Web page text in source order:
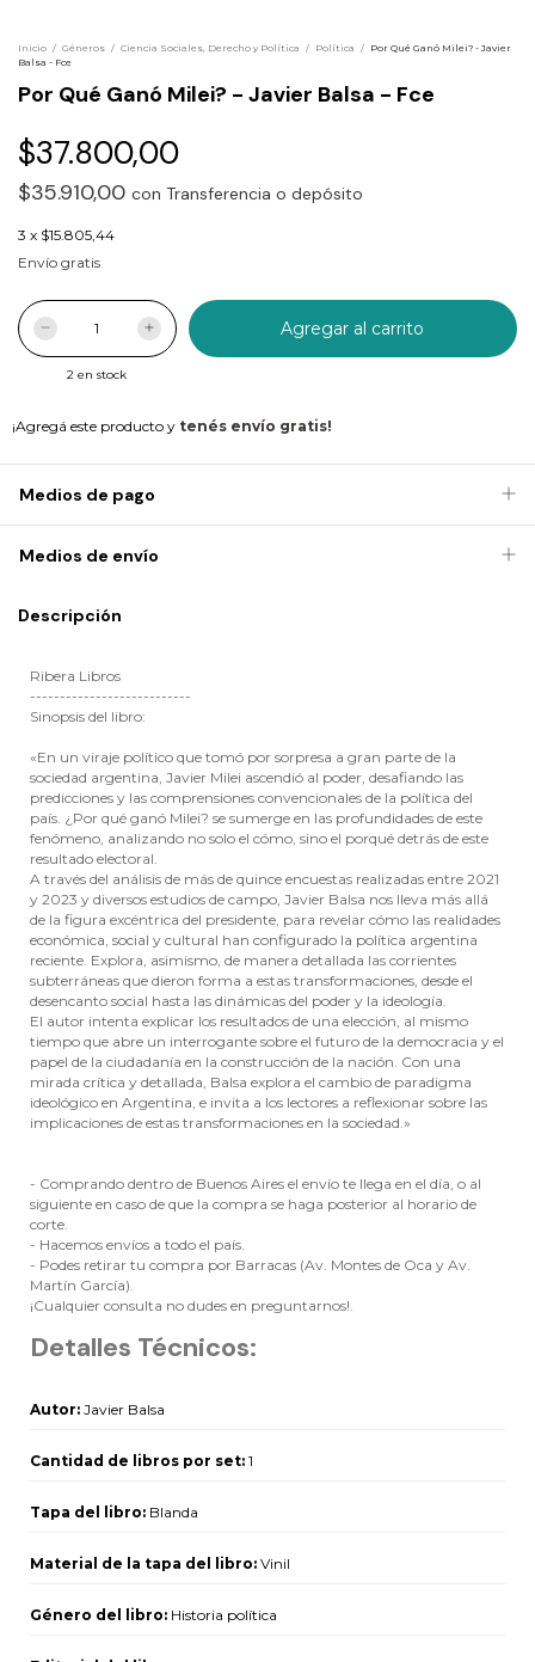
Inicio / Géneros / Ciencia Sociales, Derecho y Política / Política / Por Qué Ganó Milei? - Javier
Balsa - Fce
Por Qué Ganó Milei? - Javier Balsa - Fce
$37.800,00
$35.910,00 con Transferencia o depósito
3 x $15.805,44
Envío gratis
2 en stock
¡Agregá este producto y tenés envío gratis!
Medios de pago
Medios de envío
Descripción
Ribera Libros
---------------------------
Sinopsis del libro:
«En un viraje político que tomó por sorpresa a gran parte de la
sociedad argentina, Javier Milei ascendió al poder, desafiando las
predicciones y las comprensiones convencionales de la política del
país. ¿Por qué ganó Milei? se sumerge en las profundidades de este
fenómeno, analizando no solo el cómo, sino el porqué detrás de este
resultado electoral.
A través del análisis de más de quince encuestas realizadas entre 2021
y 2023 y diversos estudios de campo, Javier Balsa nos lleva más allá
de la figura excéntrica del presidente, para revelar cómo las realidades
económica, social y cultural han configurado la política argentina
reciente. Explora, asimismo, de manera detallada las corrientes
subterráneas que dieron forma a estas transformaciones, desde el
desencanto social hasta las dinámicas del poder y la ideología.
El autor intenta explicar los resultados de una elección, al mismo
tiempo que abre un interrogante sobre el futuro de la democracia y el
papel de la ciudadanía en la construcción de la nación. Con una
mirada crítica y detallada, Balsa explora el cambio de paradigma
ideológico en Argentina, e invita a los lectores a reflexionar sobre las
implicaciones de estas transformaciones en la sociedad.»
- Comprando dentro de Buenos Aires el envío te llega en el día, o al
siguiente en caso de que la compra se haga posterior al horario de
corte.
- Hacemos envíos a todo el país.
- Podes retirar tu compra por Barracas (Av. Montes de Oca y Av.
Martín García).
¡Cualquier consulta no dudes en preguntarnos!.
Detalles Técnicos:
Autor: Javier Balsa
Cantidad de libros por set: 1
Tapa del libro: Blanda
Material de la tapa del libro: Vinil
Género del libro: Historia política